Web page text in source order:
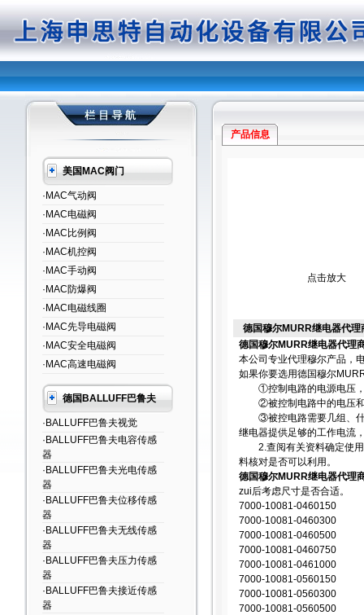
美国MAC阀门
·MAC气动阀
·MAC电磁阀
·MAC比例阀
·MAC机控阀
·MAC手动阀
·MAC防爆阀
·MAC电磁线圈
·MAC先导电磁阀
·MAC安全电磁阀
·MAC高速电磁阀
德国BALLUFF巴鲁夫
·BALLUFF巴鲁夫视觉
·BALLUFF巴鲁夫电容传感
器
·BALLUFF巴鲁夫光电传感
器
·BALLUFF巴鲁夫位移传感
器
·BALLUFF巴鲁夫无线传感
器
·BALLUFF巴鲁夫压力传感
器
·BALLUFF巴鲁夫接近传感
器
产品信息
点击放大
德国穆尔MURR继电器代理
德国穆尔MURR继电器代理
本公司专业代理穆尔产品，
如果你要选用德国穆尔
①控制电路的电源电压，
②被控制电路中的电压和
③被控电路需要几组、什
继电器提供足够的工作电流
2.查阅有关资料确定使用
料核对是否可以利用。
德国穆尔MURR继电器代理
zui后考虑尺寸是否合适。
7000-10081-0460150
7000-10081-0460300
7000-10081-0460500
7000-10081-0460750
7000-10081-0461000
7000-10081-0560150
7000-10081-0560300
7000-10081-0560500